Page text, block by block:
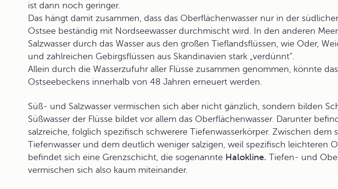
ist dann noch geringer.
Das hängt damit zusammen, dass das Oberflächenwasser nur in der
Ostsee beständig mit Nordseewasser durchmischt wird. In den anderen
Salzwasser durch das Wasser aus den großen Tieflandsflüssen, wie Oder,
und zahlreichen Gebirgsflüssen aus Skandinavien stark „verdünnt“.
Allein durch die Wasserzufuhr aller Flüsse zusammen genommen, könnte
Ostseebeckens innerhalb von 48 Jahren erneuert werden.
Süß- und Salzwasser vermischen sich aber nicht gänzlich, sondern bilden
Süßwasser der Flüsse bildet vor allem das Oberflächenwasser. Darunter
salzreiche, folglich spezifisch schwerere Tiefenwasserkörper. Zwischen dem
Tiefenwasser und dem deutlich weniger salzigen, weil spezifisch leichteren
befindet sich eine Grenzschicht, die sogenannte Halokline. Tiefen- und
vermischen sich also kaum miteinander.